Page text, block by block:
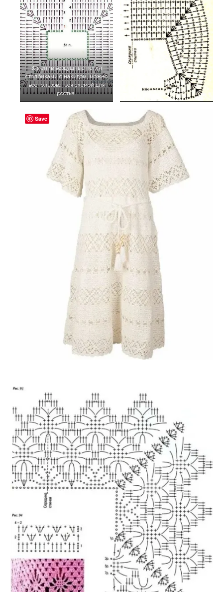
Заменив воздушные петли
столбиками с накидом, можно
воспользоваться схемой для
ростка.
Save